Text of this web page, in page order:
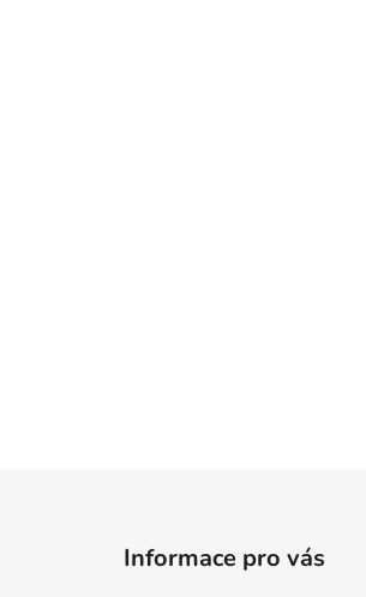
Informace pro vás